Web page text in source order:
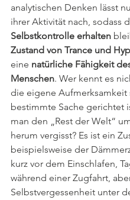
analytischen Denken lässt
ihrer Aktivität nach, sodass
Selbstkontrolle erhalten
Zustand von Trance und
eine natürliche Fähigkeit
Menschen. Wer kennt es
die eigene Aufmerksamkeit
bestimmte Sache gerichtet
man den „Rest der Welt“
herum vergisst? Es ist ein
beispielsweise der
kurz vor dem Einschlafen,
während einer Zugfahrt,
Selbstvergessenheit unter